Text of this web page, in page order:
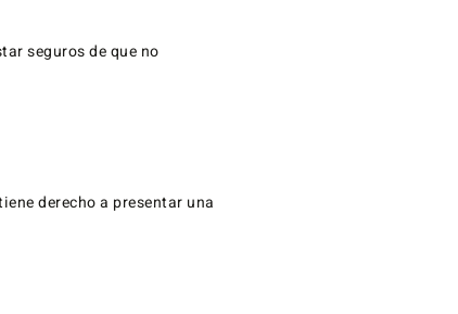
seguros de que no
derecho a presentar una